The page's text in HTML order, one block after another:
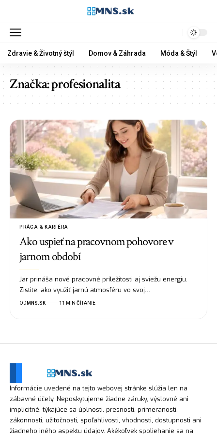
Zdravie & Životný štýl Domov & Záhrada Móda & Štýl
Značka:profesionalita
PRÁCA & KARIÉRA
Ako uspieť na pracovnom pohovore v
jarnom období
Jar prináša nové pracovné príležitosti aj sviežu energiu.
Zistite, ako využiť jarnú atmosféru vo svoj…
OD MNS.SK 11 MIN ČÍTANIE
Informácie uvedené na tejto webovej stránke slúžia len na
zábavné účely. Neposkytujeme žiadne záruky, výslovné ani
implicitné, týkajúce sa úplnosti, presnosti, primeranosti,
zákonnosti, užitočnosti, spoľahlivosti, vhodnosti, dostupnosti ani
žiadneho iného aspektu údajov. Akékoľvek spoliehanie sa na